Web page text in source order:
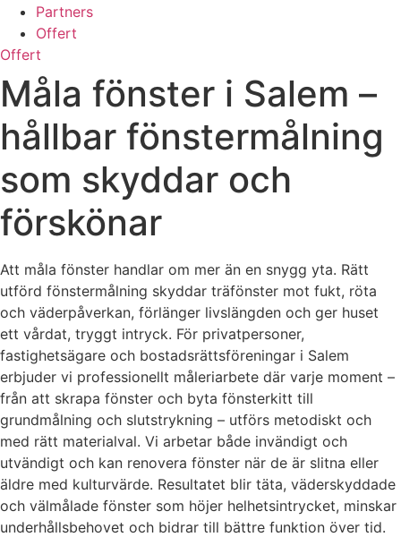
Partners
Offert
Offert
Måla fönster i Salem –
hållbar fönstermålning
som skyddar och
förskönar
Att måla fönster handlar om mer än en snygg yta. Rätt
utförd fönstermålning skyddar träfönster mot fukt, röta
och väderpåverkan, förlänger livslängden och ger huset
ett vårdat, tryggt intryck. För privatpersoner,
fastighetsägare och bostadsrättsföreningar i Salem
erbjuder vi professionellt måleriarbete där varje moment –
från att skrapa fönster och byta fönsterkitt till
grundmålning och slutstrykning – utförs metodiskt och
med rätt materialval. Vi arbetar både invändigt och
utvändigt och kan renovera fönster när de är slitna eller
äldre med kulturvärde. Resultatet blir täta, väderskyddade
och välmålade fönster som höjer helhetsintrycket, minskar
underhållsbehovet och bidrar till bättre funktion över tid.